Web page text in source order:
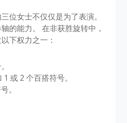
位女士不仅仅是为了表演。
的能力。 在非获胜旋转中，
下权力之一：
或 2 个百搭符号。
。